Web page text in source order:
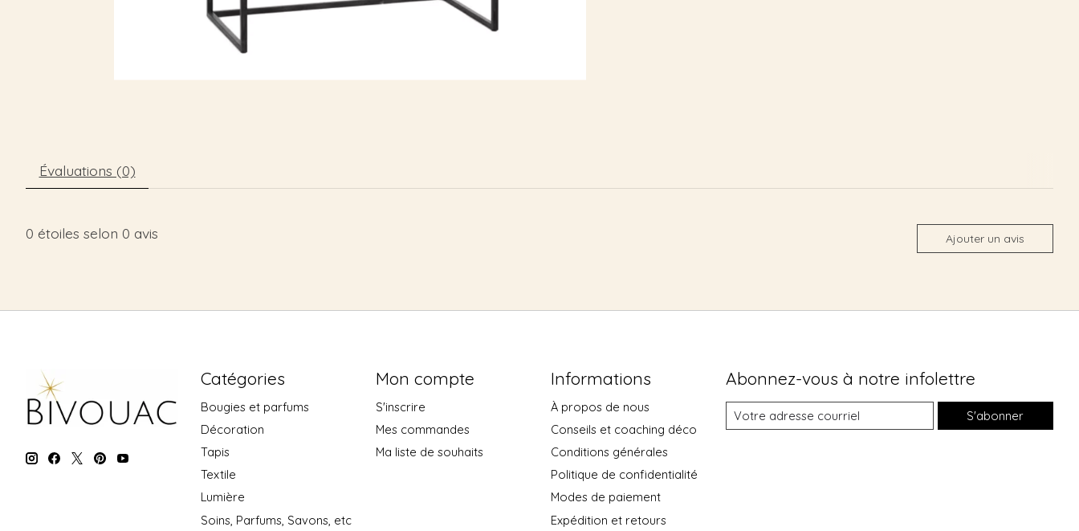
Évaluations (0)
0 étoiles selon 0 avis Ajouter un avis
Catégories
Bougies et parfums
Décoration
Tapis
Textile
Lumière
Soins, Parfums, Savons, etc
Mon compte
S'inscrire
Mes commandes
Ma liste de souhaits
Informations
À propos de nous
Conseils et coaching déco
Conditions générales
Politique de confidentialité
Modes de paiement
Expédition et retours
Abonnez-vous à notre infolettre
S'abonner